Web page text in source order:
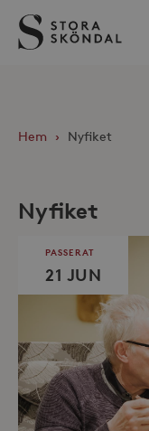
Stora
Sköndal
Hem › Nyfiket
Nyfiket
PASSERAT
21 JUN